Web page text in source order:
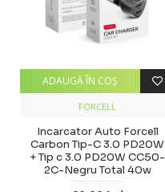
FORCELL
Incarcator Auto Forcell
Carbon Tip-C 3.0 PD20W
+ Tip c 3.0 PD20W CC50-
2C-Negru Total 40w
ADAUGĂ ÎN COŞ